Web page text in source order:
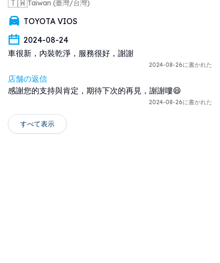
🇹🇼Taiwan (臺灣/台灣)
TOYOTA VIOS
2024-08-24
車很新，內裝乾淨，服務很好，謝謝
2024-08-26に書かれた
店舗の返信
感謝您的支持與肯定，期待下次的再見，謝謝嘍😄
2024-08-26に書かれた
すべて表示